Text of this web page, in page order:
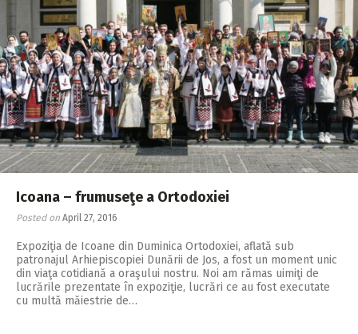
Icoana – frumuseţe a Ortodoxiei
Posted on April 27, 2016
Expoziţia de Icoane din Duminica Ortodoxiei, aflată sub
patronajul Arhiepiscopiei Dunării de Jos, a fost un moment unic
din viaţa cotidiană a oraşului nostru. Noi am rămas uimiţi de
lucrările prezentate în expoziţie, lucrări ce au fost executate
cu multă măiestrie de…